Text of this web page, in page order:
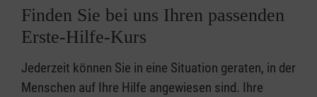
Finden Sie bei uns Ihren passenden
Erste-Hilfe-Kurs
Jederzeit können Sie in eine Situation geraten, in der
Menschen auf Ihre Hilfe angewiesen sind. Ihre